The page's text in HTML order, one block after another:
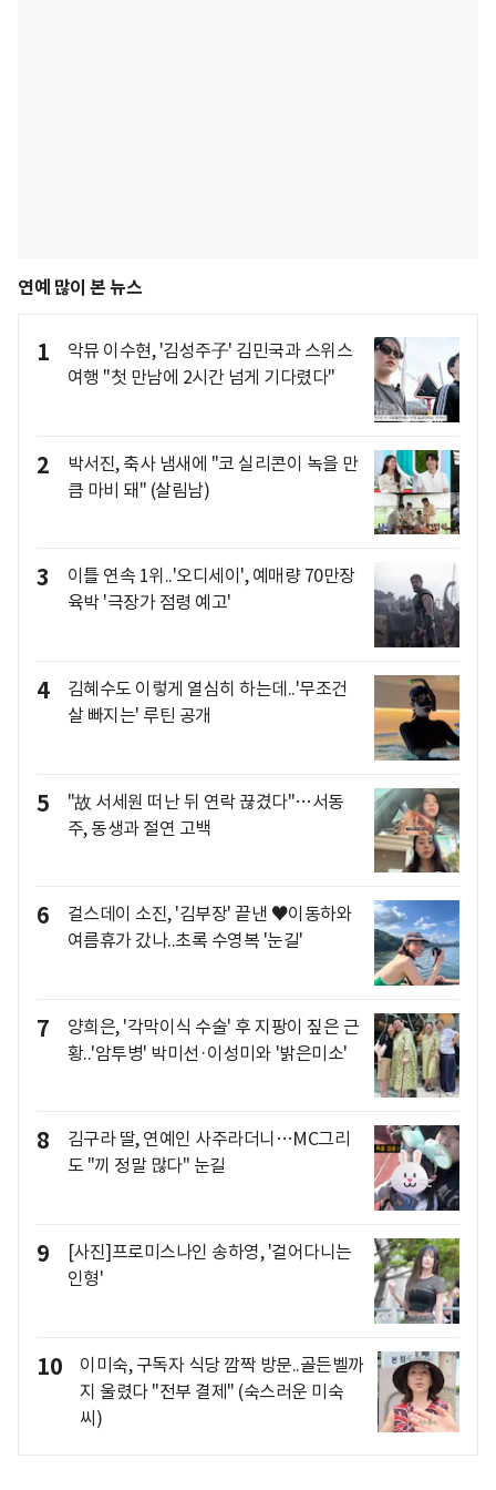
연예 많이 본 뉴스
1
악뮤 이수현, '김성주子' 김민국과 스위스
여행 "첫 만남에 2시간 넘게 기다렸다"
2
박서진, 축사 냄새에 "코 실리콘이 녹을 만
큼 마비 돼" (살림남)
3
이틀 연속 1위..'오디세이', 예매량 70만장
육박 '극장가 점령 예고'
4
김혜수도 이렇게 열심히 하는데..'무조건
살 빠지는' 루틴 공개
5
"故 서세원 떠난 뒤 연락 끊겼다"…서동
주, 동생과 절연 고백
6
걸스데이 소진, '김부장' 끝낸 ♥이동하와
여름휴가 갔나..초록 수영복 '눈길'
7
양희은, '각막이식 수술' 후 지팡이 짚은 근
황..'암투병' 박미선·이성미와 '밝은미소'
8
김구라 딸, 연예인 사주라더니…MC그리
도 "끼 정말 많다" 눈길
9
[사진]프로미스나인 송하영, '걸어다니는
인형'
10
이미숙, 구독자 식당 깜짝 방문..골든벨까
지 울렸다 "전부 결제" (숙스러운 미숙
씨)